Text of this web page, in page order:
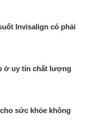
Invisalign có phải
ở uy tín chất lượng
sức khỏe không